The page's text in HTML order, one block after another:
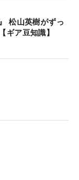
ったのが、2
ショットをラ
ミスしてボー
松山英樹がずっ
ギア豆知識】